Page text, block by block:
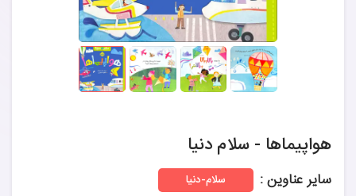
هواپیماها - سلام دنیا
سایر عناوین : سلام-دنیا